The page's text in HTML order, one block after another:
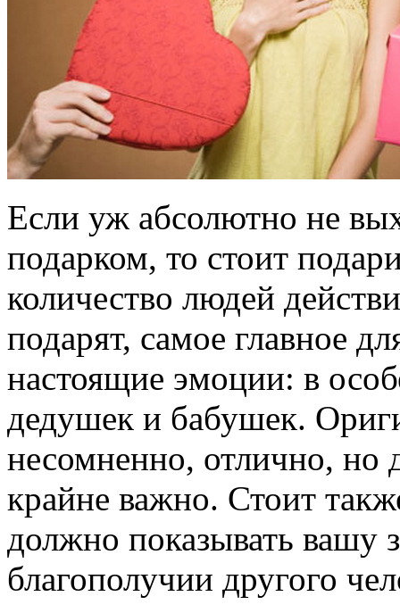
Если уж абсолютно не
подарком, то стоит
количество людей
подарят, самое главное
настоящие эмоции: в
дедушек и бабушек.
несомненно, отлично, но
крайне важно. Стоит
должно показывать вашу
благополучии другого